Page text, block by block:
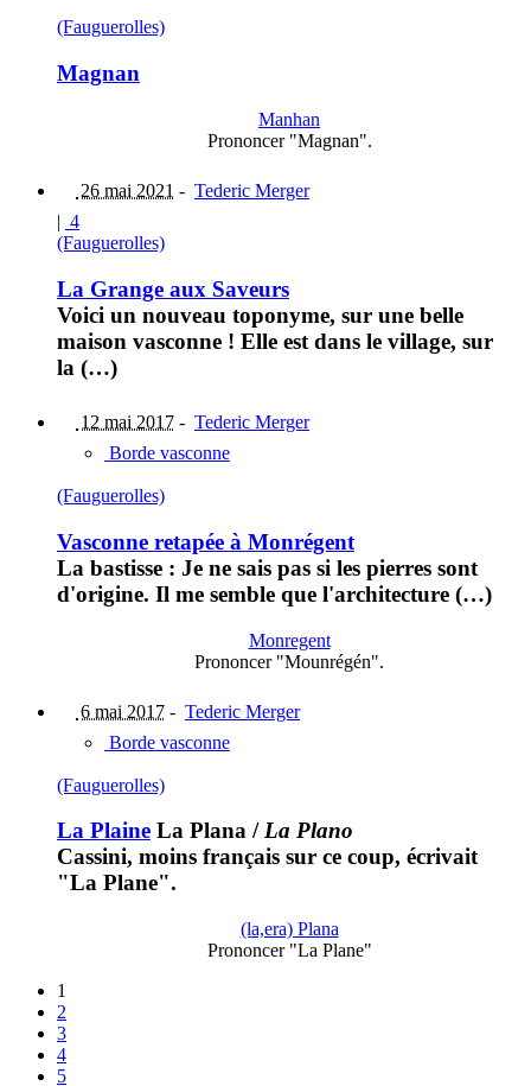
(Fauguerolles)
Magnan
Manhan
Prononcer "Magnan".
26 mai 2021 - Tederic Merger
| 4
(Fauguerolles)
La Grange aux Saveurs
Voici un nouveau toponyme, sur une belle
maison vasconne ! Elle est dans le village, sur
la (…)
12 mai 2017 - Tederic Merger
Borde vasconne
(Fauguerolles)
Vasconne retapée à Monrégent
La bastisse : Je ne sais pas si les pierres sont
d'origine. Il me semble que l'architecture (…)
Monregent
Prononcer "Mounrégén".
6 mai 2017 - Tederic Merger
Borde vasconne
(Fauguerolles)
La Plaine La Plana /La Plano
Cassini, moins français sur ce coup, écrivait
"La Plane".
(la,era) Plana
Prononcer "La Plane"
1
2
3
4
5